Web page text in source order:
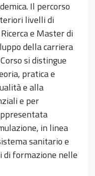
Il percorso
livelli di
e Master di
della carriera
si distingue
pratica e
e alla
e per
in linea
sanitario e
di formazione nelle